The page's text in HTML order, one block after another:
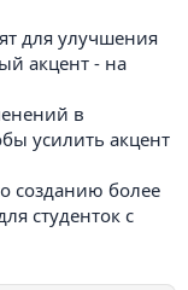
для улучшения
акцент - на
в
усилить акцент
созданию более
студенток с